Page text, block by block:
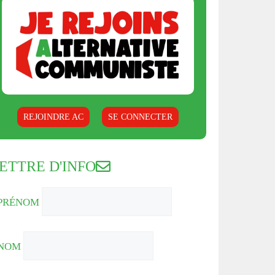
REJOINDRE AC SE CONNECTER
D'INFO